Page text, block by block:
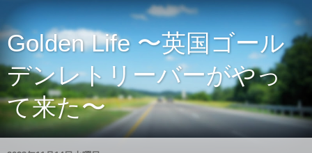
Golden Life 〜英国ゴール
デンレトリーバーがやっ
て来た〜